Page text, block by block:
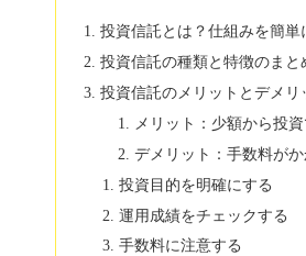
投資信託とは？仕組みを簡単
投資信託の種類と特徴のまと
投資信託のメリットとデメリ
メリット：少額から投
デメリット：手数料がか
投資目的を明確にする
運用成績をチェックする
手数料に注意する